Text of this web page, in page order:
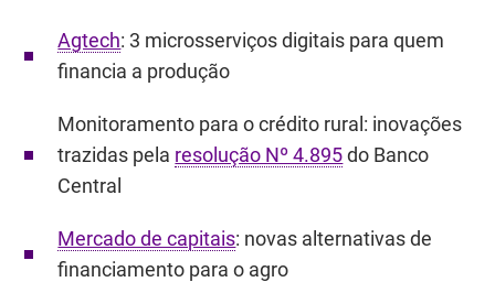
Agtech: 3 microsserviços digitais para quem
financia a produção
Monitoramento para o crédito rural: inovações
trazidas pela resolução Nº 4.895do Banco
Central
Mercado de capitais: novas alternativas de
financiamento para o agro